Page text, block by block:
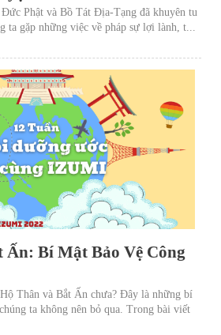
Phật và Bồ Tát Ðịa-Tạng đã khuyên tu
ta gặp những việc về pháp sự lợi lành, t...
Bí Mật Bảo Vệ Công
Thân và Bắt Ấn chưa? Đây là những bí
ta không nên bỏ qua. Trong bài viết